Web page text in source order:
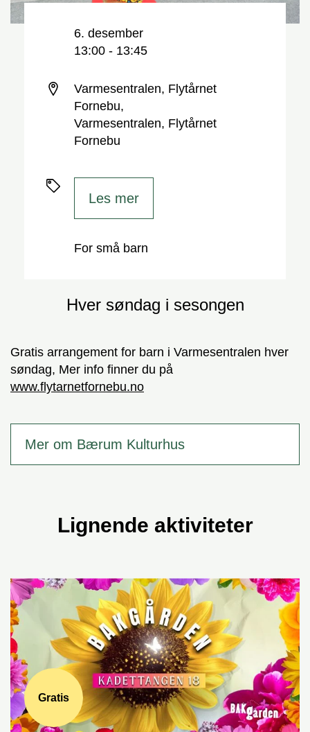
6. desember
13:00 - 13:45
Varmesentralen, Flytårnet
Fornebu,
Varmesentralen, Flytårnet
Fornebu
Les mer
For små barn
Hver søndag i sesongen
Gratis arrangement for barn i Varmesentralen hver
søndag, Mer info finner du på
www.flytarnetfornebu.no
Mer om Bærum Kulturhus
Lignende aktiviteter
Gratis